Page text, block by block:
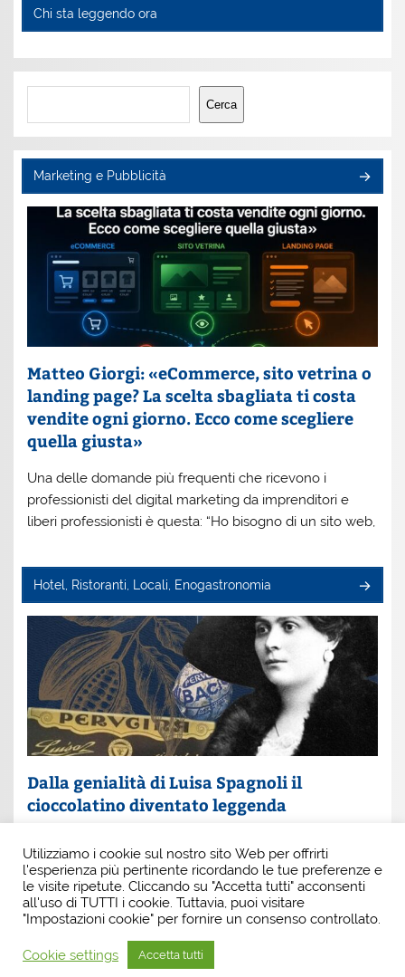
Chi sta leggendo ora
Cerca
Cerca
Marketing e Pubblicità
Matteo Giorgi: «eCommerce, sito vetrina o
landing page? La scelta sbagliata ti costa
vendite ogni giorno. Ecco come scegliere
quella giusta»
Una delle domande più frequenti che ricevono i
professionisti del digital marketing da imprenditori e
liberi professionisti è questa: “Ho bisogno di un sito web,
Hotel, Ristoranti, Locali, Enogastronomia
Dalla genialità di Luisa Spagnoli il
cioccolatino diventato leggenda
Spagnoli. È lei la donna che, con intuito e coraggio, ha
scritto una pagina indimenticabile della
Utilizziamo i cookie sul nostro sito Web per offrirti
l'esperienza più pertinente ricordando le tue preferenze e
le visite ripetute. Cliccando su "Accetta tutti" acconsenti
all'uso di TUTTI i cookie. Tuttavia, puoi visitare
"Impostazioni cookie" per fornire un consenso controllato.
Cookie settings Accetta tutti